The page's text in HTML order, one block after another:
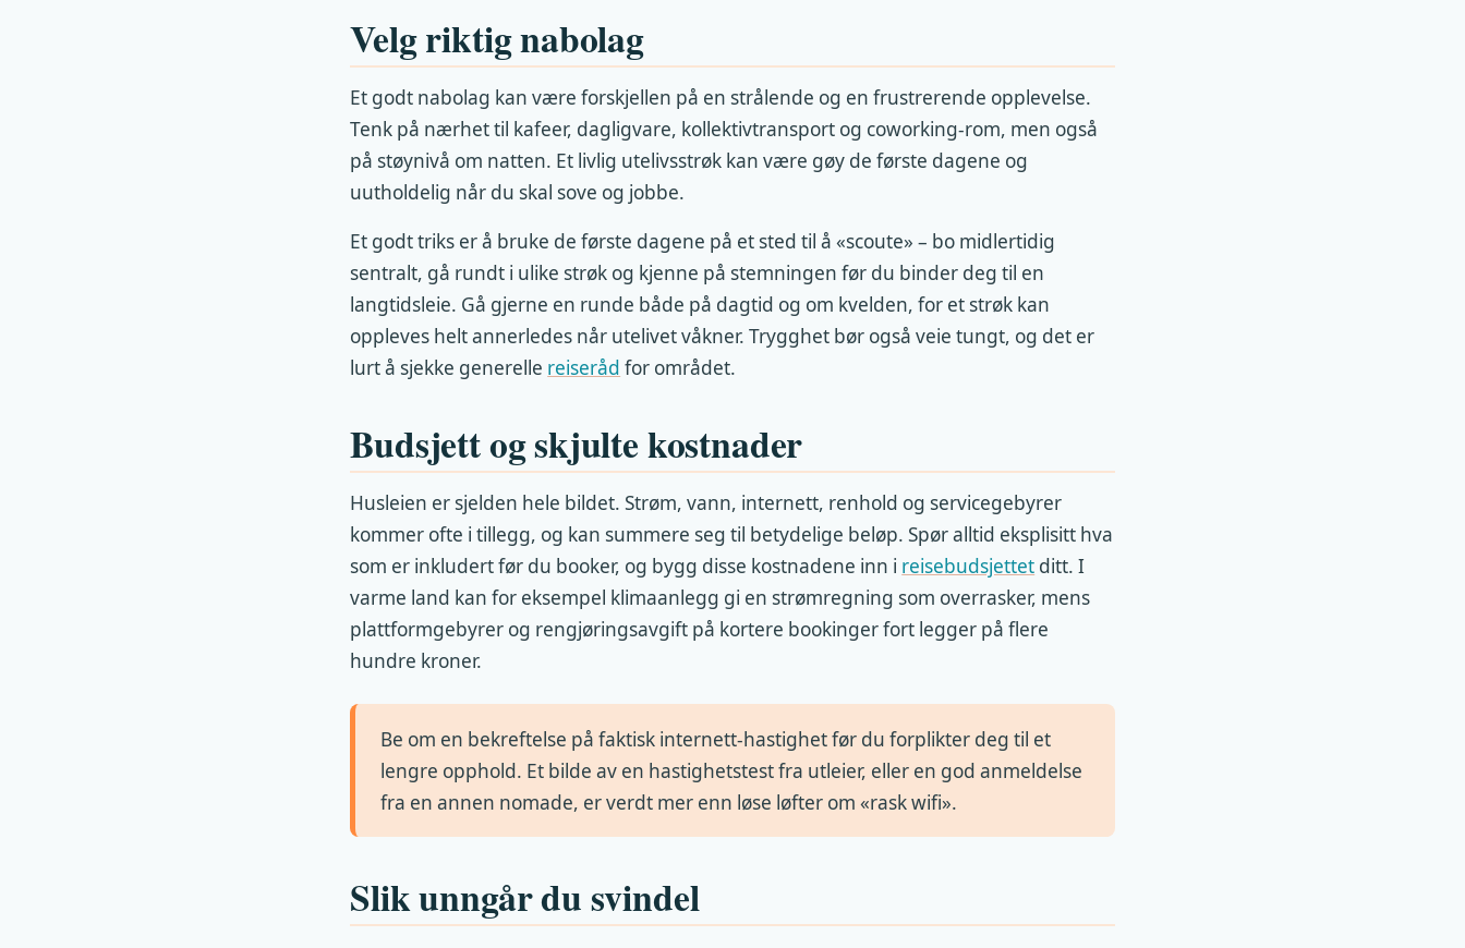
Velg riktig nabolag
Et godt nabolag kan være forskjellen på en strålende og en frustrerende opplevelse.
Tenk på nærhet til kafeer, dagligvare, kollektivtransport og coworking-rom, men også
på støynivå om natten. Et livlig utelivsstrøk kan være gøy de første dagene og
uutholdelig når du skal sove og jobbe.
Et godt triks er å bruke de første dagene på et sted til å «scoute» – bo midlertidig
sentralt, gå rundt i ulike strøk og kjenne på stemningen før du binder deg til en
langtidsleie. Gå gjerne en runde både på dagtid og om kvelden, for et strøk kan
oppleves helt annerledes når utelivet våkner. Trygghet bør også veie tungt, og det er
lurt å sjekke generelle reiseråd for området.
Budsjett og skjulte kostnader
Husleien er sjelden hele bildet. Strøm, vann, internett, renhold og servicegebyrer
kommer ofte i tillegg, og kan summere seg til betydelige beløp. Spør alltid eksplisitt hva
som er inkludert før du booker, og bygg disse kostnadene inn i reisebudsjettet ditt. I
varme land kan for eksempel klimaanlegg gi en strømregning som overrasker, mens
plattformgebyrer og rengjøringsavgift på kortere bookinger fort legger på flere
hundre kroner.
Be om en bekreftelse på faktisk internett-hastighet før du forplikter deg til et
lengre opphold. Et bilde av en hastighetstest fra utleier, eller en god anmeldelse
fra en annen nomade, er verdt mer enn løse løfter om «rask wifi».
Slik unngår du svindel